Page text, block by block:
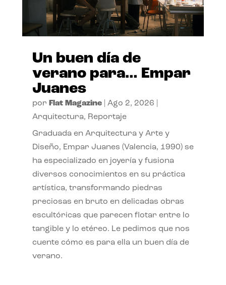
Un buen día de
verano para… Empar
Juanes
por Flat Magazine| Ago 2, 2026
Arquitectura, Reportaje
Graduada en Arquitectura y Arte y
Diseño, Empar Juanes (Valencia, 1990) se
ha especializado en joyería y fusiona
diversos conocimientos en su práctica
artística, transformando piedras
preciosas en bruto en delicadas obras
escultóricas que parecen flotar entre lo
tangible y lo etéreo. Le pedimos que nos
cuente cómo es para ella un buen día de
verano.